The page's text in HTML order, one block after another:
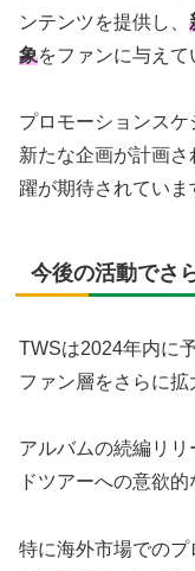
ンテンツを提供し、
象をファンに与えて
プロモーションス
新たな企画が計画
躍が期待されていま
今後の活動でさ
TWSは2024年内に
ファン層をさらに拡
アルバムの続編リ
ドツアーへの意欲的
特に海外市場での